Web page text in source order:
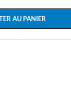
AU PANIER